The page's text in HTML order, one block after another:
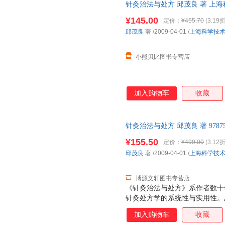
针灸治法与处方 邱茂良 著 上
¥145.00 定价： ¥455.70 (3.19
小熊贝比图书专营店
邱茂良 著 /2009-04-01 /上海科学技
加入购物车 收藏
针灸治法与处方 邱茂良 著
《针灸治法与处方》系作者数
针灸处方学的系统性与实用性
配穴等外，着重论述针灸治疗
血……减肥、美容等20法，引
¥155.50 定价： ¥499.00 (3.12
博源文轩图书专营店
邱茂良 著 /2009-04-01 /上海科学技
加入购物车 收藏